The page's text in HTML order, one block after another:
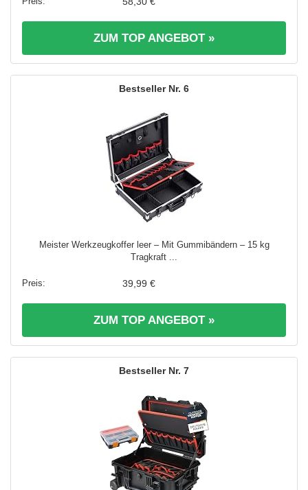
ZUM TOP ANGEBOT »
6
Meister Werkzeugkoffer leer – Mit Gummibändern – 15 kg
Tragkraft ...
39,99 €
ZUM TOP ANGEBOT »
7